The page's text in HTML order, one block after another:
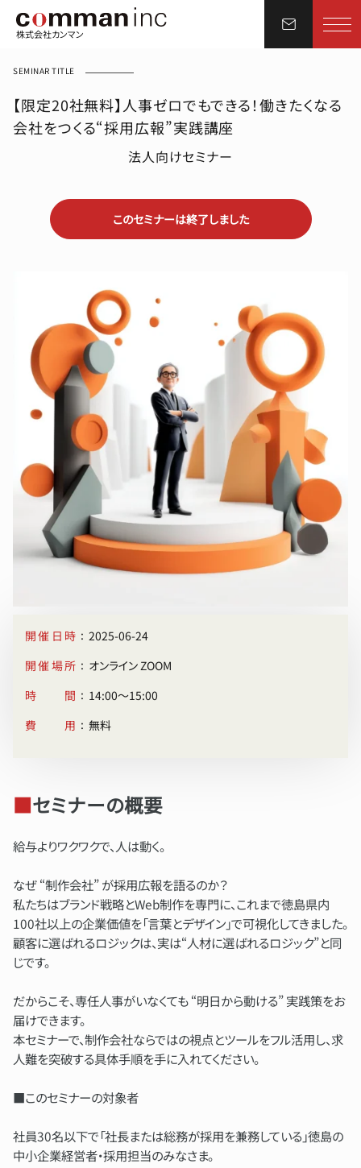
株式会社カンマン
SEMINAR TITLE
【限定20社無料】人事ゼロでもできる！働きたくなる
会社をつくる“採用広報”実践講座
法人向けセミナー
このセミナーは終了しました
開催日時 : 2025-06-24
開催場所 : オンライン ZOOM
時間 : 14:00〜15:00
費用 : 無料
■セミナーの概要
給与よりワクワクで、人は動く。
なぜ “制作会社” が採用広報を語るのか？
私たちはブランド戦略とWeb制作を専門に、これまで徳島県内
100社以上の企業価値を「言葉とデザイン」で可視化してきました。
顧客に選ばれるロジックは、実は“人材に選ばれるロジック”と同
じです。
だからこそ、専任人事がいなくても “明日から動ける” 実践策をお
届けできます。
本セミナーで、制作会社ならではの視点とツールをフル活用し、求
人難を突破する具体手順を手に入れてください。
■このセミナーの対象者
社員30名以下で「社長または総務が採用を兼務している」徳島の
中小企業経営者・採用担当のみなさま。